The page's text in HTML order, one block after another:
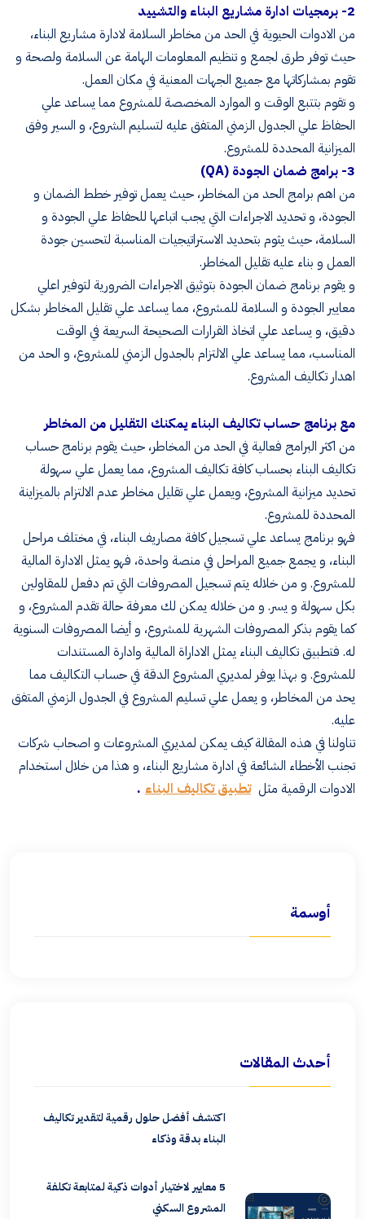
2- برمجيات ادارة مشاريع البناء والتشييد
من الادوات الحيوية في الحد من مخاطر السلامة لادارة مشاريع البناء،
حيث توفر طرق لجمع و تنظيم المعلومات الهامة عن السلامة ولصحة و
تقوم بمشاركاتها مع جميع الجهات المعنية في مكان العمل.
و تقوم بتتبع الوقت و الموارد المخصصة للمشروع مما يساعد علي
الحفاظ علي الجدول الزمني المتفق عليه لتسليم الشروع، و السير وفق
الميزانية المحددة للمشروع.
3- برامج ضمان الجودة (QA)
من اهم برامج الحد من المخاطر، حيث يعمل توفير خطط الضمان و
الجودة، و تحديد الاجراءات التي يجب اتباعها للحفاظ علي الجودة و
السلامة، حيث يثوم بتحديد الاستراتيجيات المناسبة لتحسين جودة
العمل و بناء عليه تقليل المخاطر.
و يقوم برنامج ضمان الجودة بتوثيق الاجراءات الضرورية لتوفير اعلي
معايير الجودة و السلامة للمشروع، مما يساعد علي تقليل المخاطر بشكل
دقيق، و يساعد علي اتخاذ القرارات الصحيحة السريعة في الوقت
المناسب، مما يساعد علي الالتزام بالجدول الزمني للمشروع، و الحد من
اهدار تكاليف المشروع.
مع برنامج حساب تكاليف البناء يمكنك التقليل من المخاطر
من اكثر البرامج فعالية في الحد من المخاطر، حيث يقوم برنامج حساب
تكاليف البناء بحساب كافة تكاليف المشروع، مما يعمل علي سهولة
تحديد ميزانية المشروع، ويعمل علي تقليل مخاطر عدم الالتزام بالميزاينة
المحددة للمشروع.
فهو برنامج يساعد علي تسجيل كافة مصاريف البناء، في مختلف مراحل
البناء، و يجمع جميع المراحل في منصة واحدة، فهو يمثل الادارة المالية
للمشروع. و من خلاله يتم تسجيل المصروفات التي تم دفعل للمقاولين
بكل سهولة و يسر. و من خلاله يمكن لك معرفة حالة تقدم المشروع، و
كما يقوم بذكر المصروفات الشهرية للمشروع، و أيضا المصروفات السنوية
له. فتطبيق تكاليف البناء يمثل الاداراة المالية وادارة المستندات
للمشروع. و بهذا يوفر لمديري المشروع الدقة في حساب التكاليف مما
يحد من المخاطر، و يعمل علي تسليم المشروع في الجدول الزمني المتفق
عليه.
تناولنا في هذه المقالة كيف يمكن لمديري المشروعات و اصحاب شركات
تجنب الأخطاء الشائعة في ادارة مشاريع البناء، و هذا من خلال استخدام
الادوات الرقمية مثل تطبيق تكاليف البناء .
أوسمة
أحدث المقالات
اكتشف أفضل حلول رقمية لتقدير تكاليف
البناء بدقة وذكاء
5 معايير لاختيار أدوات ذكية لمتابعة تكلفة
المشروع السكني